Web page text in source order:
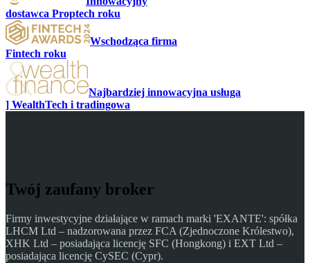
dostawca Proptech roku
Wschodząca firma
Fintech roku
Najbardziej innowacyjna usługa
] WealthTech i tradingowa
Twój zaufany broker
Firmy inwestycyjne działające w ramach marki 'EXANTE': spółka
LHCM Ltd – nadzorowana przez FCA (Zjednoczone Królestwo),
XHK Ltd – posiadająca licencję SFC (Hongkong) i EXT Ltd –
posiadająca licencję CySEC (Cypr).